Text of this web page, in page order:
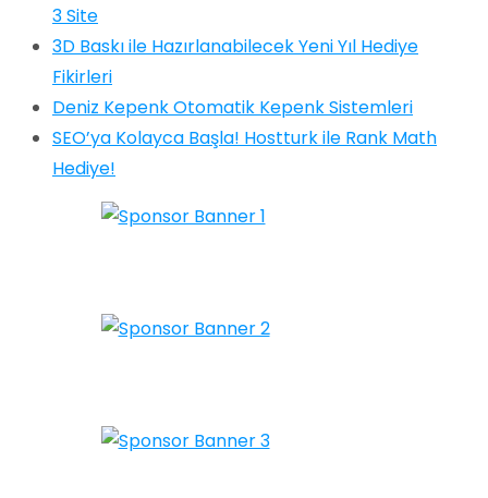
3 Site
3D Baskı ile Hazırlanabilecek Yeni Yıl Hediye
Fikirleri
Deniz Kepenk Otomatik Kepenk Sistemleri
SEO’ya Kolayca Başla! Hostturk ile Rank Math
Hediye!